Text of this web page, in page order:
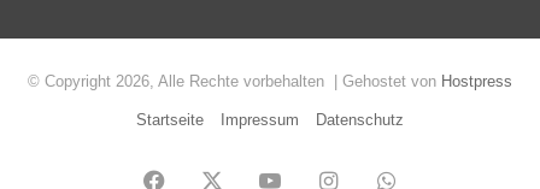
© Copyright 2026, Alle Rechte vorbehalten | Gehostet von Hostpress
Startseite Impressum Datenschutz
Facebook YouTubeInstagramWhatsApp